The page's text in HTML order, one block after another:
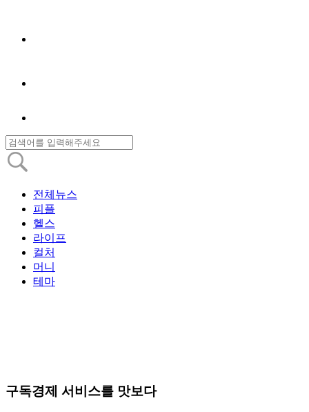
전체뉴스
피플
헬스
라이프
컬처
머니
테마
구독경제 서비스를 맛보다